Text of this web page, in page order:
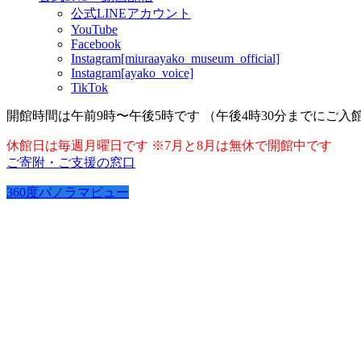
公式LINEアカウント
YouTube
Facebook
Instagram[miuraayako_museum_official]
Instagram[ayako_voice]
TikTok
開館時間は午前9時〜午後5時です （午後4時30分までにご入
休館日は毎週月曜日です ※7月と8月は無休で開館中です
ご寄附・ご支援の窓口
360度パノラマビュー